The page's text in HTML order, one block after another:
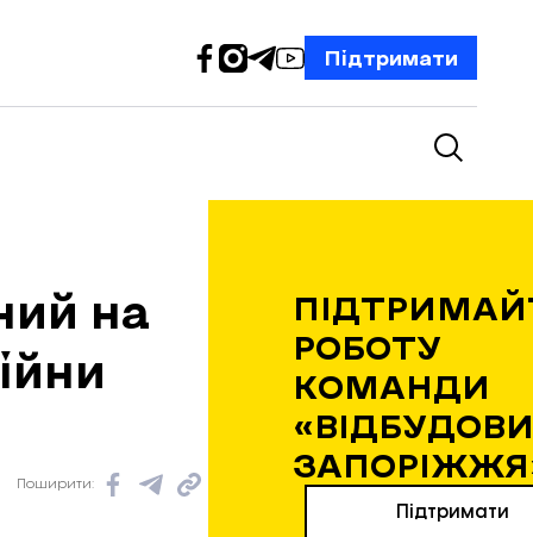
Підтримати
на
Поширити:
РОБОТУ
КОМАНДИ
Підтримати